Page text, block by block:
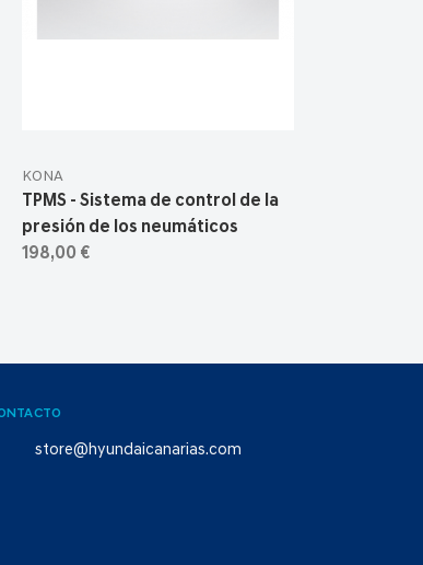
KONA
TPMS - Sistema de control de la
presión de los neumáticos
198,00 €
store@hyundaicanarias.com